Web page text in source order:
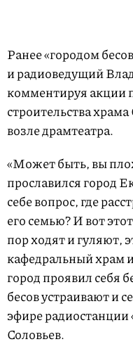
Ранее «городом
и радиоведущий
комментируя акции
строительства
возле драмтеатра.
«Может быть, вы
прославился город
себе вопрос, где
его семью? И вот
пор ходят и гуляют,
кафедральный храм
город проявил себя
бесов устраивают и
эфире
Соловьев.